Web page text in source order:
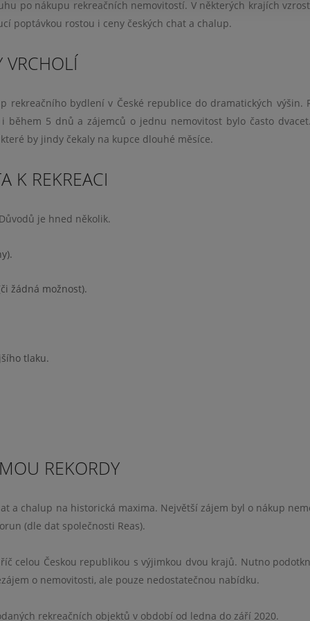
po nákupu rekreačních nemovitostí. V některých krajích
poptávkou rostou i ceny českých chat a chalup.
VRCHOLÍ
rekreačního bydlení v České republice do dramatických výšin.
během 5 dnů a zájemců o jednu nemovitost bylo často
by jindy čekaly na kupce dlouhé měsíce.
K REKREACI
je hned několik.
žádná možnost).
tlaku.
REKORDY
a chalup na historická maxima. Největší zájem byl o nákup
(dle dat společnosti Reas).
celou Českou republikou s výjimkou dvou krajů. Nutno
o nemovitosti, ale pouze nedostatečnou nabídku.
rekreačních objektů v období od ledna do září 2020.